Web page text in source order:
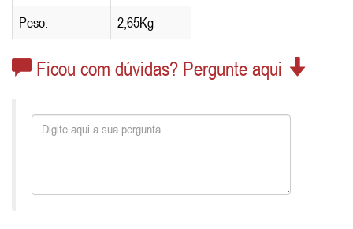
Peso:
2,65Kg
Ficou com dúvidas? Pergunte aqui